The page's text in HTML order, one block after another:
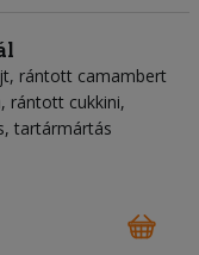
rántott camambert
rántott cukkini,
tartármártás